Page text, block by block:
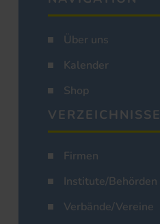
Über uns
Kalender
Shop
VERZEICHNISSE
Firmen
Institute/Behörden
Verbände/Vereine